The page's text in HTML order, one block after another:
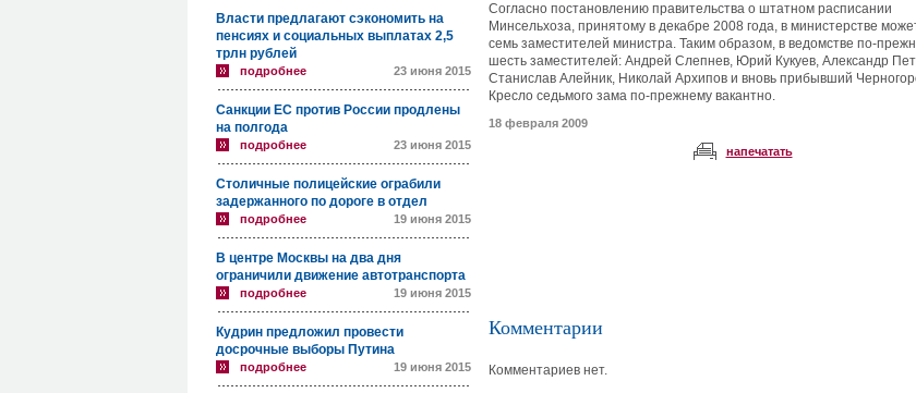
Власти предлагают сэкономить на
пенсиях и социальных выплатах 2,5
трлн рублей
подробнее 23 июня 2015
Санкции ЕС против России продлены
на полгода
подробнее 23 июня 2015
Столичные полицейские ограбили
задержанного по дороге в отдел
подробнее 19 июня 2015
В центре Москвы на два дня
ограничили движение автотранспорта
подробнее 19 июня 2015
Кудрин предложил провести
досрочные выборы Путина
подробнее 19 июня 2015
Согласно постановлению правительства о штатном расписании
Минсельхоза, принятому в декабре 2008 года, в министерстве
семь заместителей министра. Таким образом, в ведомстве по-
шесть заместителей: Андрей Слепнев, Юрий Кукуев, Александр
Станислав Алейник, Николай Архипов и вновь прибывший
Кресло седьмого зама по-прежнему вакантно.
18 февраля 2009
напечатать
Комментарии
Комментариев нет.